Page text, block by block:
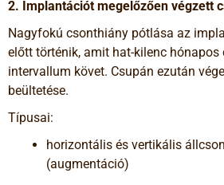
2. Implantációt megelőzően végzett
Nagyfokú csonthiány pótlása az
előtt történik, amit hat-kilenc hónapos
intervallum követ. Csupán ezután
beültetése.
Típusai:
horizontális és vertikális
(augmentáció)